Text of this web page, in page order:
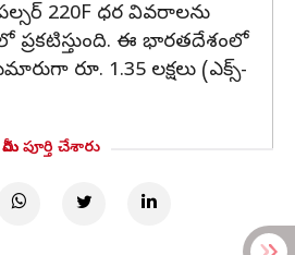
220F ధర వివరాలను
ప్రకటిస్తుంది. ఈ భారతదేశంలో
రూ. 1.35 లక్షలు (ఎక్స్-
మీరు పూర్తి చేశారు